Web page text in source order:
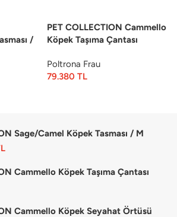
/
PET COLLECTION Cammello
Köpek Taşıma Çantası
Poltrona Frau
79.380 TL
Sage/Camel Köpek Tasması / M
Cammello Köpek Taşıma Çantası
Cammello Köpek Seyahat Örtüsü